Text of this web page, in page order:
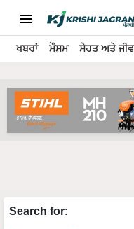
ਖਬਰਾਂ ਮੌਸਮ ਸੇਹਤ ਅਤੇ
Search for: